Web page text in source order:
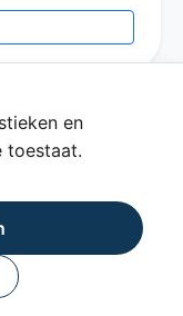
en
toestaat.